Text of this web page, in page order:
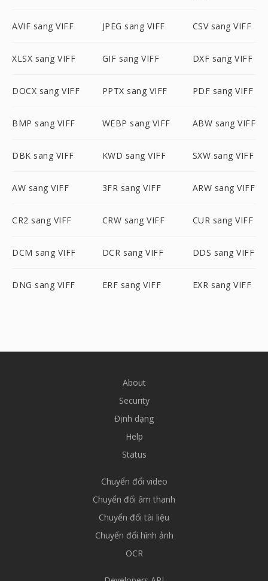
AVIF sang VIFF JPEG sang VIFF CSV sang VIFF
XLSX sang VIFF GIF sang VIFF DXF sang VIFF
DOCX sang VIFF PPTX sang VIFF PDF sang VIFF
BMP sang VIFF WEBP sang VIFF ABW sang VIFF
DBK sang VIFF KWD sang VIFF SXW sang VIFF
AW sang VIFF 3FR sang VIFF ARW sang VIFF
CR2 sang VIFF CRW sang VIFF CUR sang VIFF
DCM sang VIFF DCR sang VIFF DDS sang VIFF
DNG sang VIFF ERF sang VIFF EXR sang VIFF
About
Security
Định dạng
Help
Status
Chuyển đổi video
Chuyển đổi âm thanh
Chuyển đổi tài liệu
Chuyển đổi hình ảnh
OCR